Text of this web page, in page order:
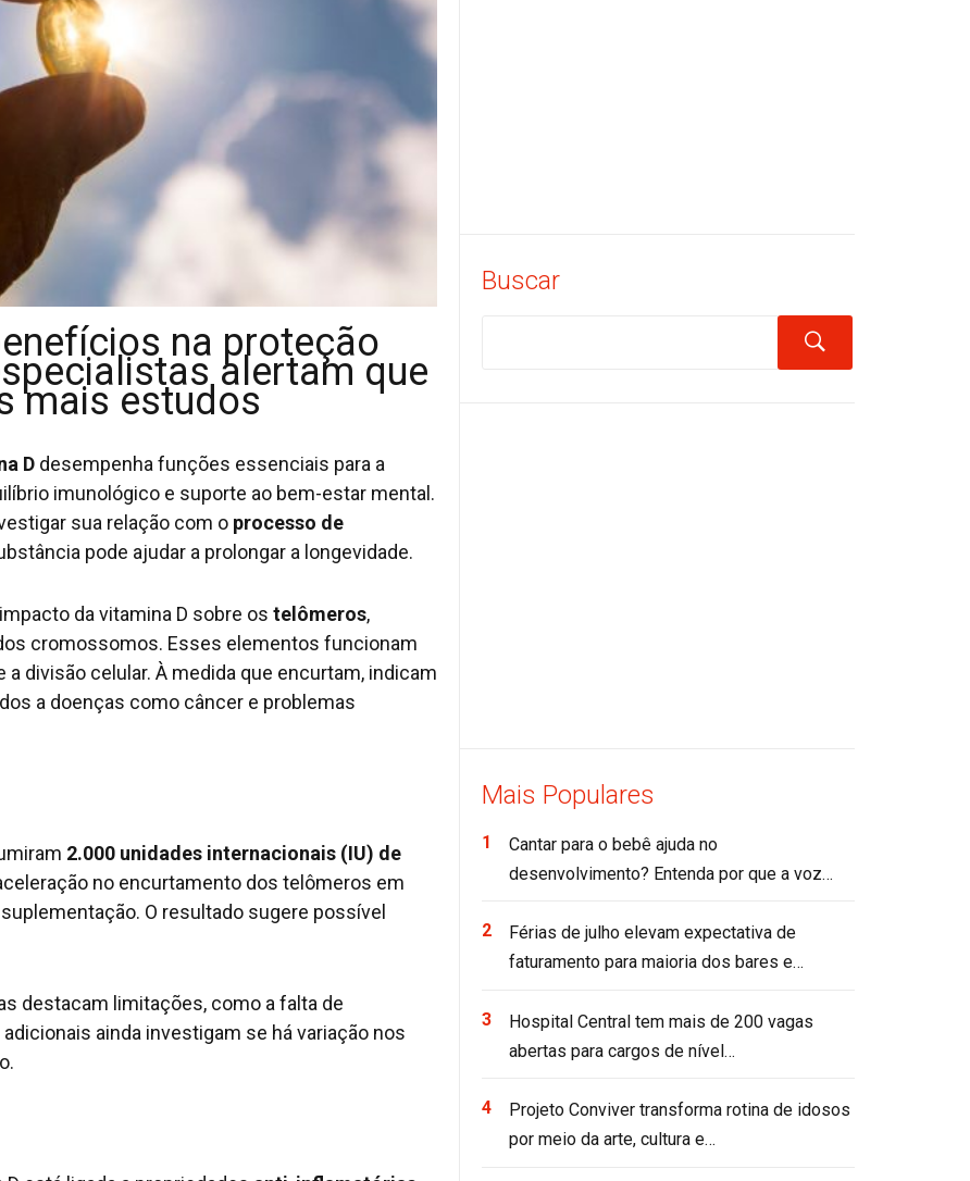
na proteção
alertam que
mais estudos
D desempenha funções essenciais para a
imunológico e suporte ao bem-estar mental.
sua relação com o processo de
pode ajudar a prolongar a longevidade.
da vitamina D sobre os telômeros,
cromossomos. Esses elementos funcionam
a divisão celular. À medida que encurtam, indicam
a doenças como câncer e problemas
2.000 unidades internacionais (IU) de
no encurtamento dos telômeros em
O resultado sugere possível
destacam limitações, como a falta de
ainda investigam se há variação nos
Buscar
Mais Populares
Cantar para o bebê ajuda no
desenvolvimento? Entenda por que a voz…
Férias de julho elevam expectativa de
faturamento para maioria dos bares e…
Hospital Central tem mais de 200 vagas
abertas para cargos de nível…
Projeto Conviver transforma rotina de idosos
por meio da arte, cultura e…